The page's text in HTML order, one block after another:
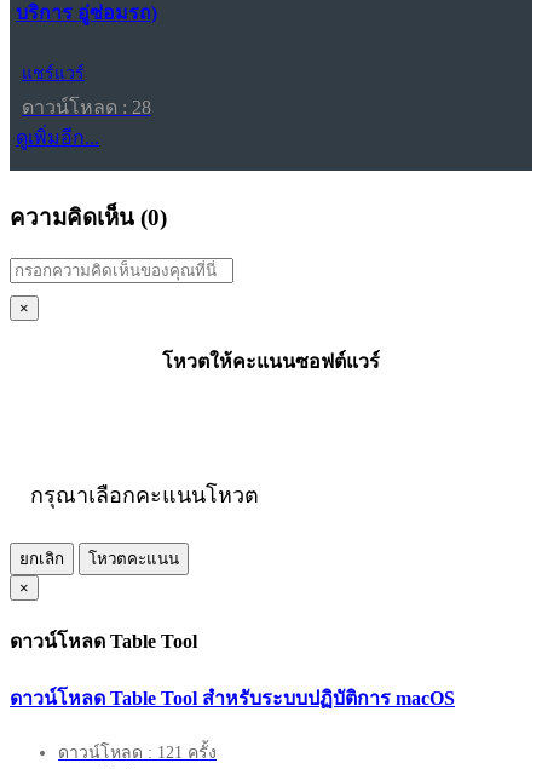
บริการ อู่ซ่อมรถ)
แชร์แวร์
ดาวน์โหลด : 28
ดูเพิ่มอีก...
ความคิดเห็น (0)
×
โหวตให้คะแนนซอฟต์แวร์
กรุณาเลือกคะแนนโหวต
ยกเลิก
โหวตคะแนน
×
ดาวน์โหลด Table Tool
ดาวน์โหลด Table Tool สำหรับระบบปฏิบัติการ macOS
ดาวน์โหลด : 121 ครั้ง